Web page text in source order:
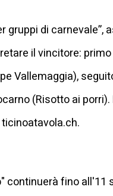
di carnevale”,
il vincitore:
Vallemaggia),
(Risotto ai
continuerà fino all'11